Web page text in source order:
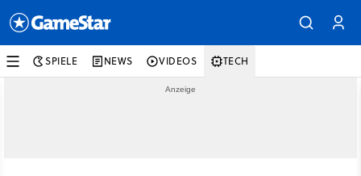
SPIELE NEWS VIDEOS TECH